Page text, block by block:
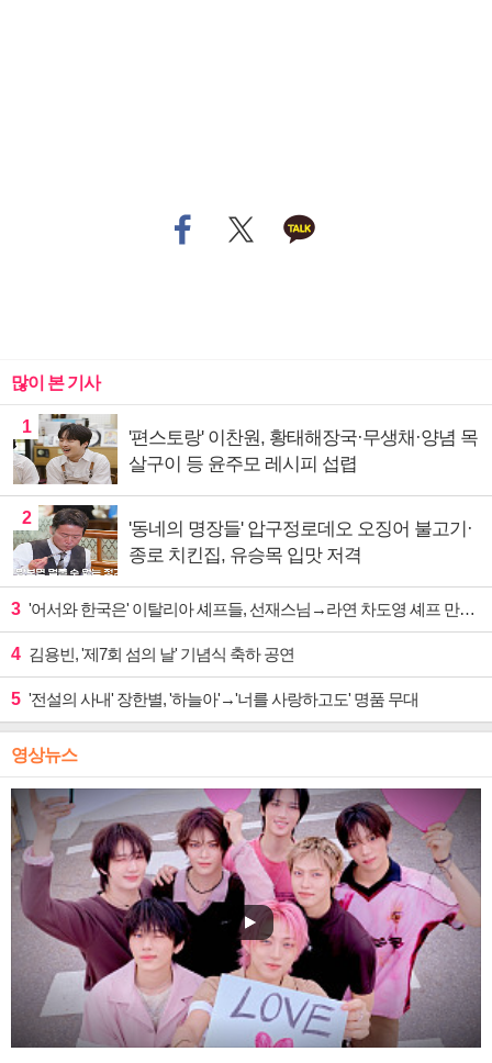
많이 본 기사
1
'편스토랑' 이찬원, 황태해장국·무생채·양념 목
살구이 등 윤주모 레시피 섭렵
2
'동네의 명장들' 압구정로데오 오징어 불고기·
종로 치킨집, 유승목 입맛 저격
3 '어서와 한국은' 이탈리아 셰프들, 선재스님→라연 차도영 셰프 만난다
4 김용빈, '제7회 섬의 날' 기념식 축하 공연
5 '전설의 사내' 장한별, '하늘아'→'너를 사랑하고도' 명품 무대
영상뉴스